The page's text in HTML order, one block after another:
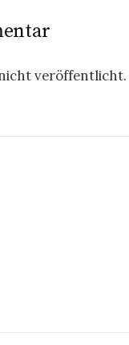
veröffentlicht.